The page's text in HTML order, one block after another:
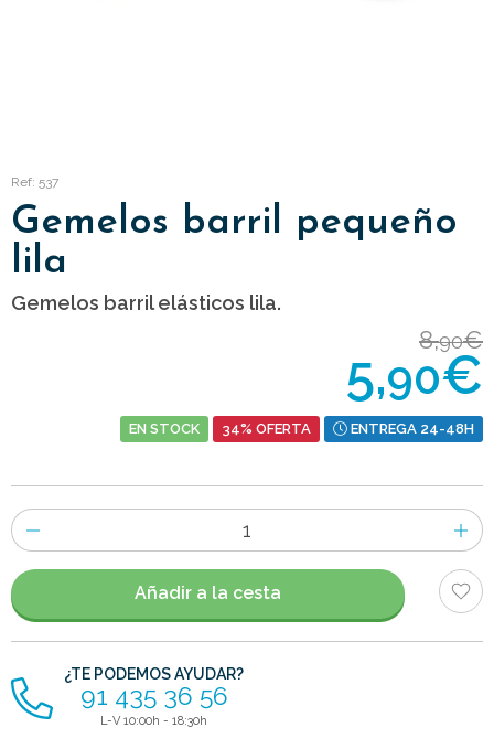
Ref: 537
Gemelos barril pequeño
lila
Gemelos barril elásticos lila.
8,90€
5,90€
EN STOCK 34% OFERTA ENTREGA 24-48H
Número
de
artículos
Añadir a la cesta
¿TE PODEMOS AYUDAR?
91 435 36 56
L-V 10:00h - 18:30h